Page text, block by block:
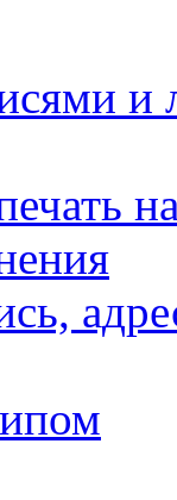
и